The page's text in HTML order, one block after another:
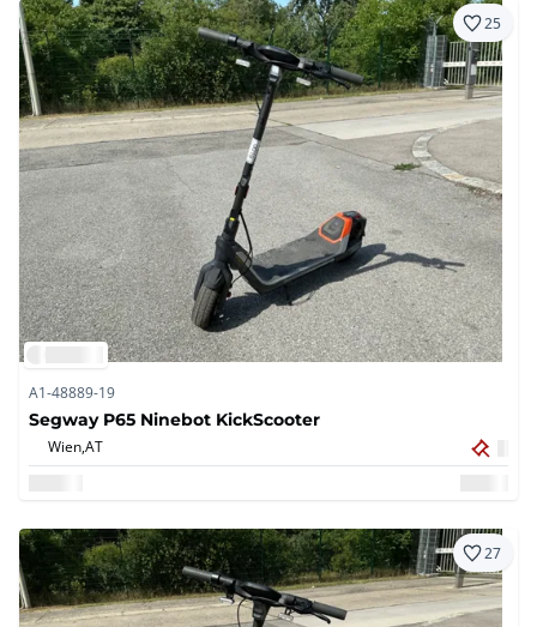
25
A1-48889-19
Segway P65 Ninebot KickScooter
Wien,AT
27